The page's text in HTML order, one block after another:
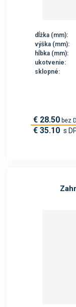
dĺžka (mm):
výška (mm):
hĺbka (mm):
ukotvenie:
sklopné:
€ 28.50 bez
€ 35.10 s